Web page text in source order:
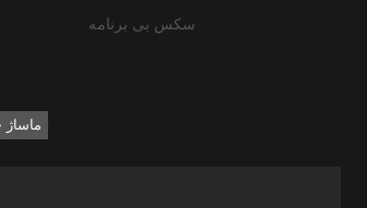
سکس بی برنامه
ماساژ